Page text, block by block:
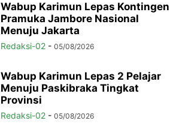
Wabup Karimun Lepas Kontingen
Pramuka Jambore Nasional
Menuju Jakarta
Redaksi-02 - 05/08/2026
Wabup Karimun Lepas 2 Pelajar
Menuju Paskibraka Tingkat
Provinsi
Redaksi-02 - 05/08/2026